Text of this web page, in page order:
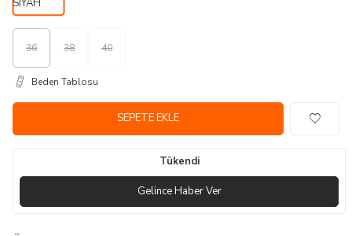
36 38 40
Beden Tablosu
SEPETE EKLE
Tükendi
Gelince Haber Ver